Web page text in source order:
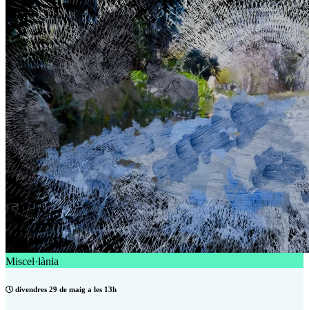
Miscel·lània
divendres 29 de maig a les 13h